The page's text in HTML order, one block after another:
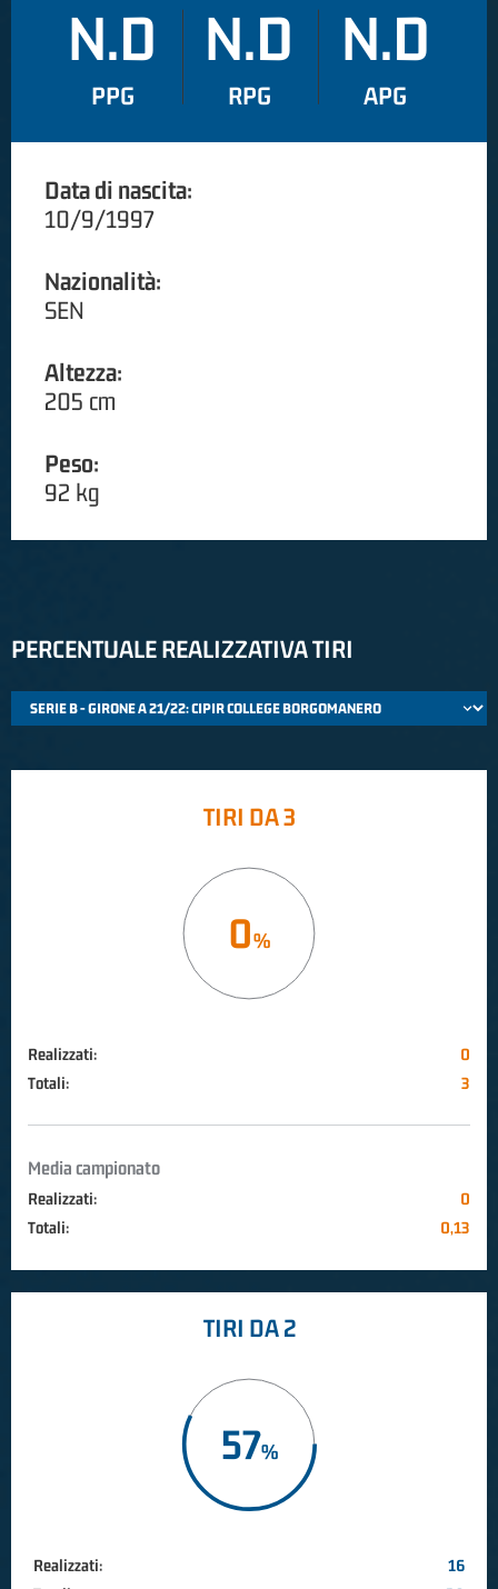
N.D
PPG
N.D
RPG
N.D
APG
Data di nascita:
10/9/1997
Nazionalità:
SEN
Altezza:
205 cm
Peso:
92 kg
PERCENTUALE REALIZZATIVA TIRI
TIRI DA 3
0
Realizzati:
0
Totali:
3
Media campionato
Realizzati:
0
Totali:
0,13
TIRI DA 2
57
Realizzati:
16